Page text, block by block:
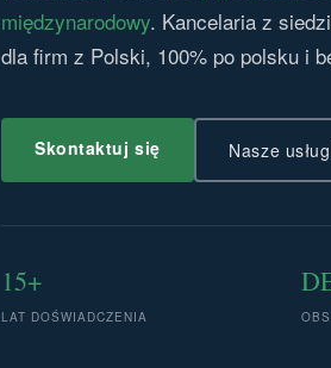
międzynarodowy. Kancelaria z
dla firm z Polski, 100% po polsku i
Skontaktuj się Nasze
15+
LAT DOŚWIADCZENIA